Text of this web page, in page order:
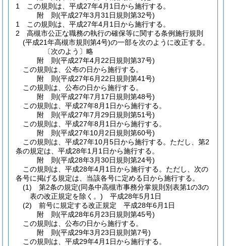
1
この規則は、平成27年4月1日から施行する。
附 則(平成27年3月31日規則第32号)
1
この規則は、平成27年4月1日から施行する。
2
高槻市公正な職務の執行の確保等に関する条例施行規則
(平成21年高槻市規則第4号)の一部を次のように改正する。
〔次のよう〕略
附 則(平成27年4月22日規則第37号)
この規則は、公布の日から施行する。
附 則(平成27年6月22日規則第41号)
この規則は、公布の日から施行する。
附 則(平成27年7月17日規則第48号)
この規則は、平成27年8月1日から施行する。
附 則(平成27年7月29日規則第51号)
この規則は、平成27年8月1日から施行する。
附 則(平成27年10月2日規則第60号)
この規則は、平成27年10月5日から施行する。 ただし、第2
条の規定は、平成28年1月1日から施行する。
附 則(平成28年3月30日規則第24号)
この規則は、平成28年4月1日から施行する。 ただし、次の
各号に掲げる規定は、当該各号に定める日から施行する。
(1)
第2条の規定(同条中高槻市事務分掌規則別表第1の3の
表の改正規定を除く。) 平成28年5月1日
(2)
前号に規定する改正規定 平成28年6月1日
附 則(平成28年6月23日規則第45号)
この規則は、公布の日から施行する。
附 則(平成29年3月23日規則第7号)
この規則は、平成29年4月1日から施行する。